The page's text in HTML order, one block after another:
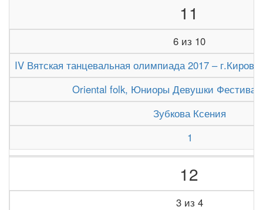
11
6 из 10
IV Вятская танцевальная олимпиада 2017 – г.Киров
Oriental folk, Юниоры Девушки
Зубкова Ксения
1
12
3 из 4